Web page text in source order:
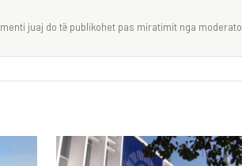
juaj do të publikohet pas miratimit nga